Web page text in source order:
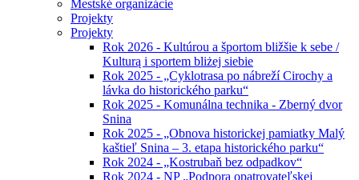
Mestské organizácie
Projekty
Projekty
Rok 2026 - Kultúrou a športom bližšie k sebe /
Kulturą i sportem bliżej siebie
Rok 2025 - „Cyklotrasa po nábreží Cirochy a
lávka do historického parku“
Rok 2025 - Komunálna technika - Zberný dvor
Snina
Rok 2025 - „Obnova historickej pamiatky Malý
kaštieľ Snina – 3. etapa historického parku“
Rok 2024 - „Kostrubaň bez odpadkov“
Rok 2024 - NP „Podpora opatrovateľskej